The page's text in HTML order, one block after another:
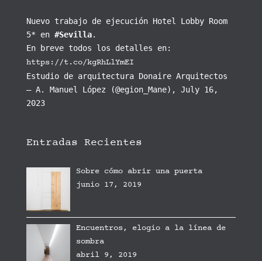
Nuevo trabajo de ejecución Hotel Lobby Room
5* en #Sevilla.
En breve todos los detalles en:
https://t.co/kgRhLlYmEI
Estudio de arquitectura Donaire Arquitectos
— A. Manuel López (@egion_Mane), July 16,
2023
Entradas Recientes
Sobre cómo abrir una puerta
junio 17, 2019
Encuentros, elogio a la línea de
sombra
abril 9, 2019